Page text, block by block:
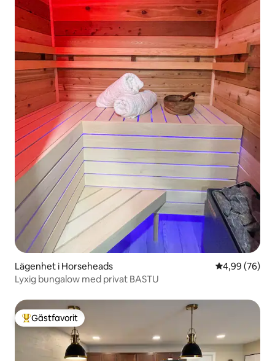
Lägenhet i Horseheads 4,99 av 5 i
4,99 (76)
Lyxig bungalow med privat BASTU
Populär gästfavorit
Gästfavorit